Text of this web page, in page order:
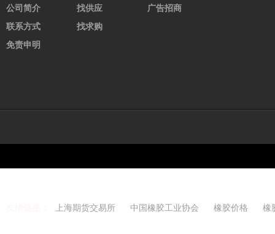
公司简介
联系方式
免责申明
找供应
找求购
广告招商
上海期货交易所 中国橡胶工业协会 橡胶价格 橡